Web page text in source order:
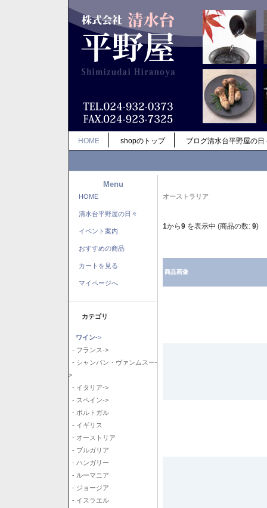
HOME shopのトップ ブログ清水台平野屋の日
Menu
HOME
清水台平野屋の日々
イベント案内
おすすめの商品
カートを見る
マイページへ
カテゴリ
ワイン->
- フランス->
- シャンパン・ヴァンムスー-
>
- イタリア->
- スペイン->
- ポルトガル
- イギリス
- オーストリア
- ブルガリア
- ハンガリー
- ルーマニア
- ジョージア
- イスラエル
オーストラリア
1から9 を表示中 (商品の数: 9)
商品画像